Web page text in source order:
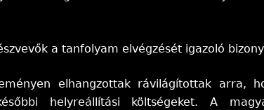
a tanfolyam elvégzését igazoló
elhangzottak rávilágítottak arra,
helyreállítási költségeket. A